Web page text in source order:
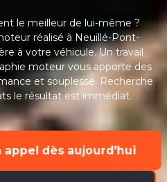
le meilleur de lui-même ?
réalisé à Neuillé-Pont-
à votre véhicule. Un travail
moteur vous apporte des
et souplesse. Recherche
le résultat est immédiat.
appel dès aujourd'hui